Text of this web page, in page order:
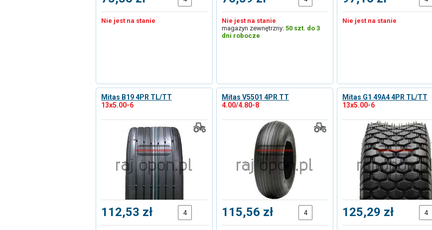
Nie jest na stanie
Nie jest na stanie
magazyn zewnętrzny: 50 szt. do 3
dni robocze
Nie jest na stanie
Mitas B19 4PR TL/TT
13x5.00-6
112,53 zł
Mitas V5501 4PR TT
4.00/4.80-8
115,56 zł
Mitas G1 49A4 4PR TL/TT
13x5.00-6
125,29 zł